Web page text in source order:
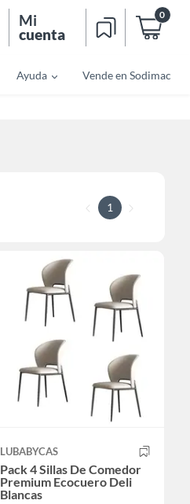
Mi
cuenta
0
Ayuda Vende en Sodimac
1
LUBABYCAS
Pack 4 Sillas De Comedor
Premium Ecocuero Deli
Blancas